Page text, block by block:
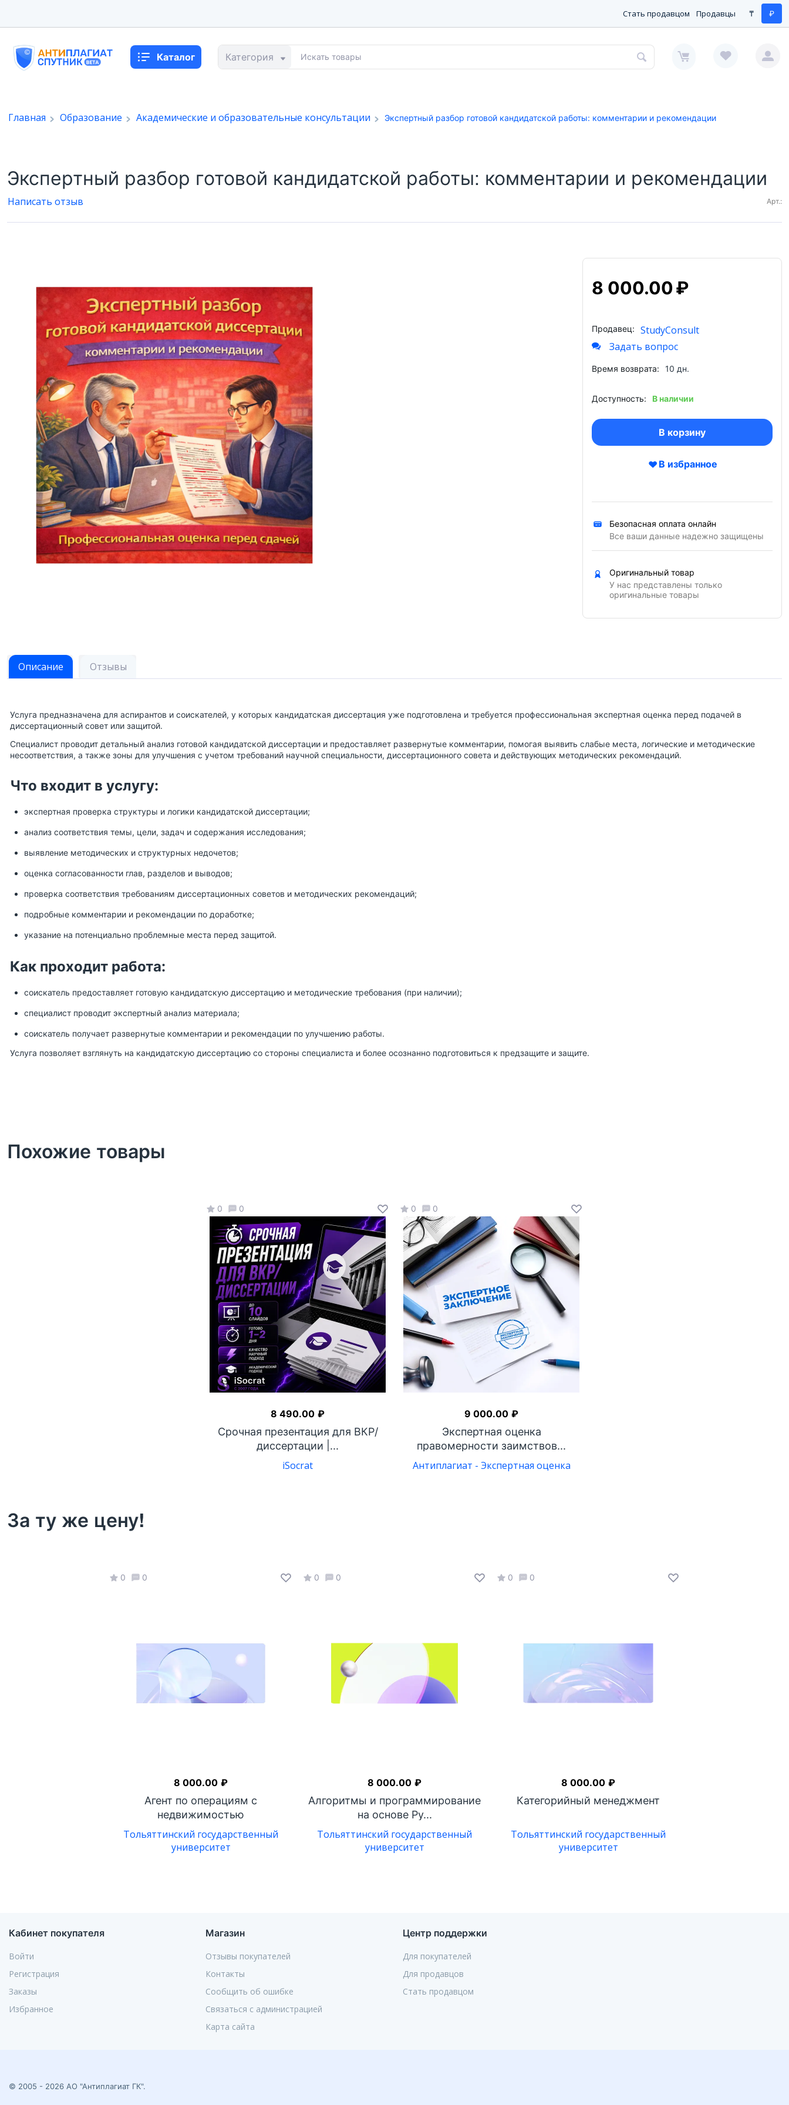
Стать продавцом Продавцы ₸ ₽
Каталог Категория
Главная Образование Академические и образовательные консультации Экспертный разбор готовой кандидатской работы: комментарии и рекомендации
Экспертный разбор готовой кандидатской работы: комментарии и рекомендации
Написать отзыв Арт.:
8 000.00₽
Продавец:
StudyConsult
Задать вопрос
Время возврата: 10 дн.
Доступность: В наличии
В корзину
В избранное
Безопасная оплата онлайн
Все ваши данные надежно защищены
Оригинальный товар
У нас представлены только
оригинальные товары
Описание Отзывы
Услуга предназначена для аспирантов и соискателей, у которых кандидатская диссертация уже подготовлена и требуется профессиональная экспертная оценка перед подачей в
диссертационный совет или защитой.
Специалист проводит детальный анализ готовой кандидатской диссертации и предоставляет развернутые комментарии, помогая выявить слабые места, логические и методические
несоответствия, а также зоны для улучшения с учетом требований научной специальности, диссертационного совета и действующих методических рекомендаций.
Что входит в услугу:
экспертная проверка структуры и логики кандидатской диссертации;
анализ соответствия темы, цели, задач и содержания исследования;
выявление методических и структурных недочетов;
оценка согласованности глав, разделов и выводов;
проверка соответствия требованиям диссертационных советов и методических рекомендаций;
подробные комментарии и рекомендации по доработке;
указание на потенциально проблемные места перед защитой.
Как проходит работа:
соискатель предоставляет готовую кандидатскую диссертацию и методические требования (при наличии);
специалист проводит экспертный анализ материала;
соискатель получает развернутые комментарии и рекомендации по улучшению работы.
Услуга позволяет взглянуть на кандидатскую диссертацию со стороны специалиста и более осознанно подготовиться к предзащите и защите.
Похожие товары
0 0
Срочная презентация для ВКР/
диссертации |...
iSocrat
8 490.00 ₽
0 0
Экспертная оценка
правомерности заимствов...
Антиплагиат - Экспертная оценка
9 000.00 ₽
За ту же цену!
0 0
Агент по операциям с
недвижимостью
Тольяттинский государственный
университет
8 000.00 ₽
0 0
Алгоритмы и программирование
на основе Py...
Тольяттинский государственный
университет
8 000.00 ₽
0 0
Категорийный менеджмент
Тольяттинский государственный
университет
8 000.00 ₽
Кабинет покупателя
Войти
Регистрация
Заказы
Избранное
Магазин
Отзывы покупателей
Контакты
Сообщить об ошибке
Связаться с администрацией
Карта сайта
Центр поддержки
Для покупателей
Для продавцов
Стать продавцом
© 2005 - 2026 АО "Антиплагиат ГК".